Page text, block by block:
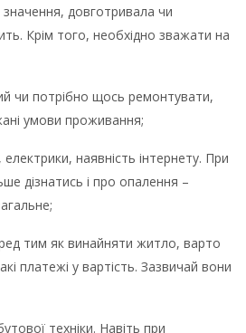
довготривала чи
Крім того, необхідно зважати на
чи потрібно щось ремонтувати,
умови проживання;
наявність інтернету. При
дізнатись і про опалення –
тим як винайняти житло, варто
платежі у вартість. Зазвичай вони
техніки. Навіть при